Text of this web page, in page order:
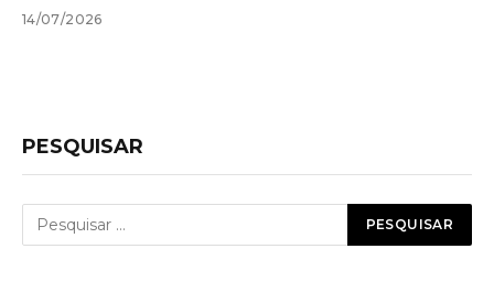
14/07/2026
PESQUISAR